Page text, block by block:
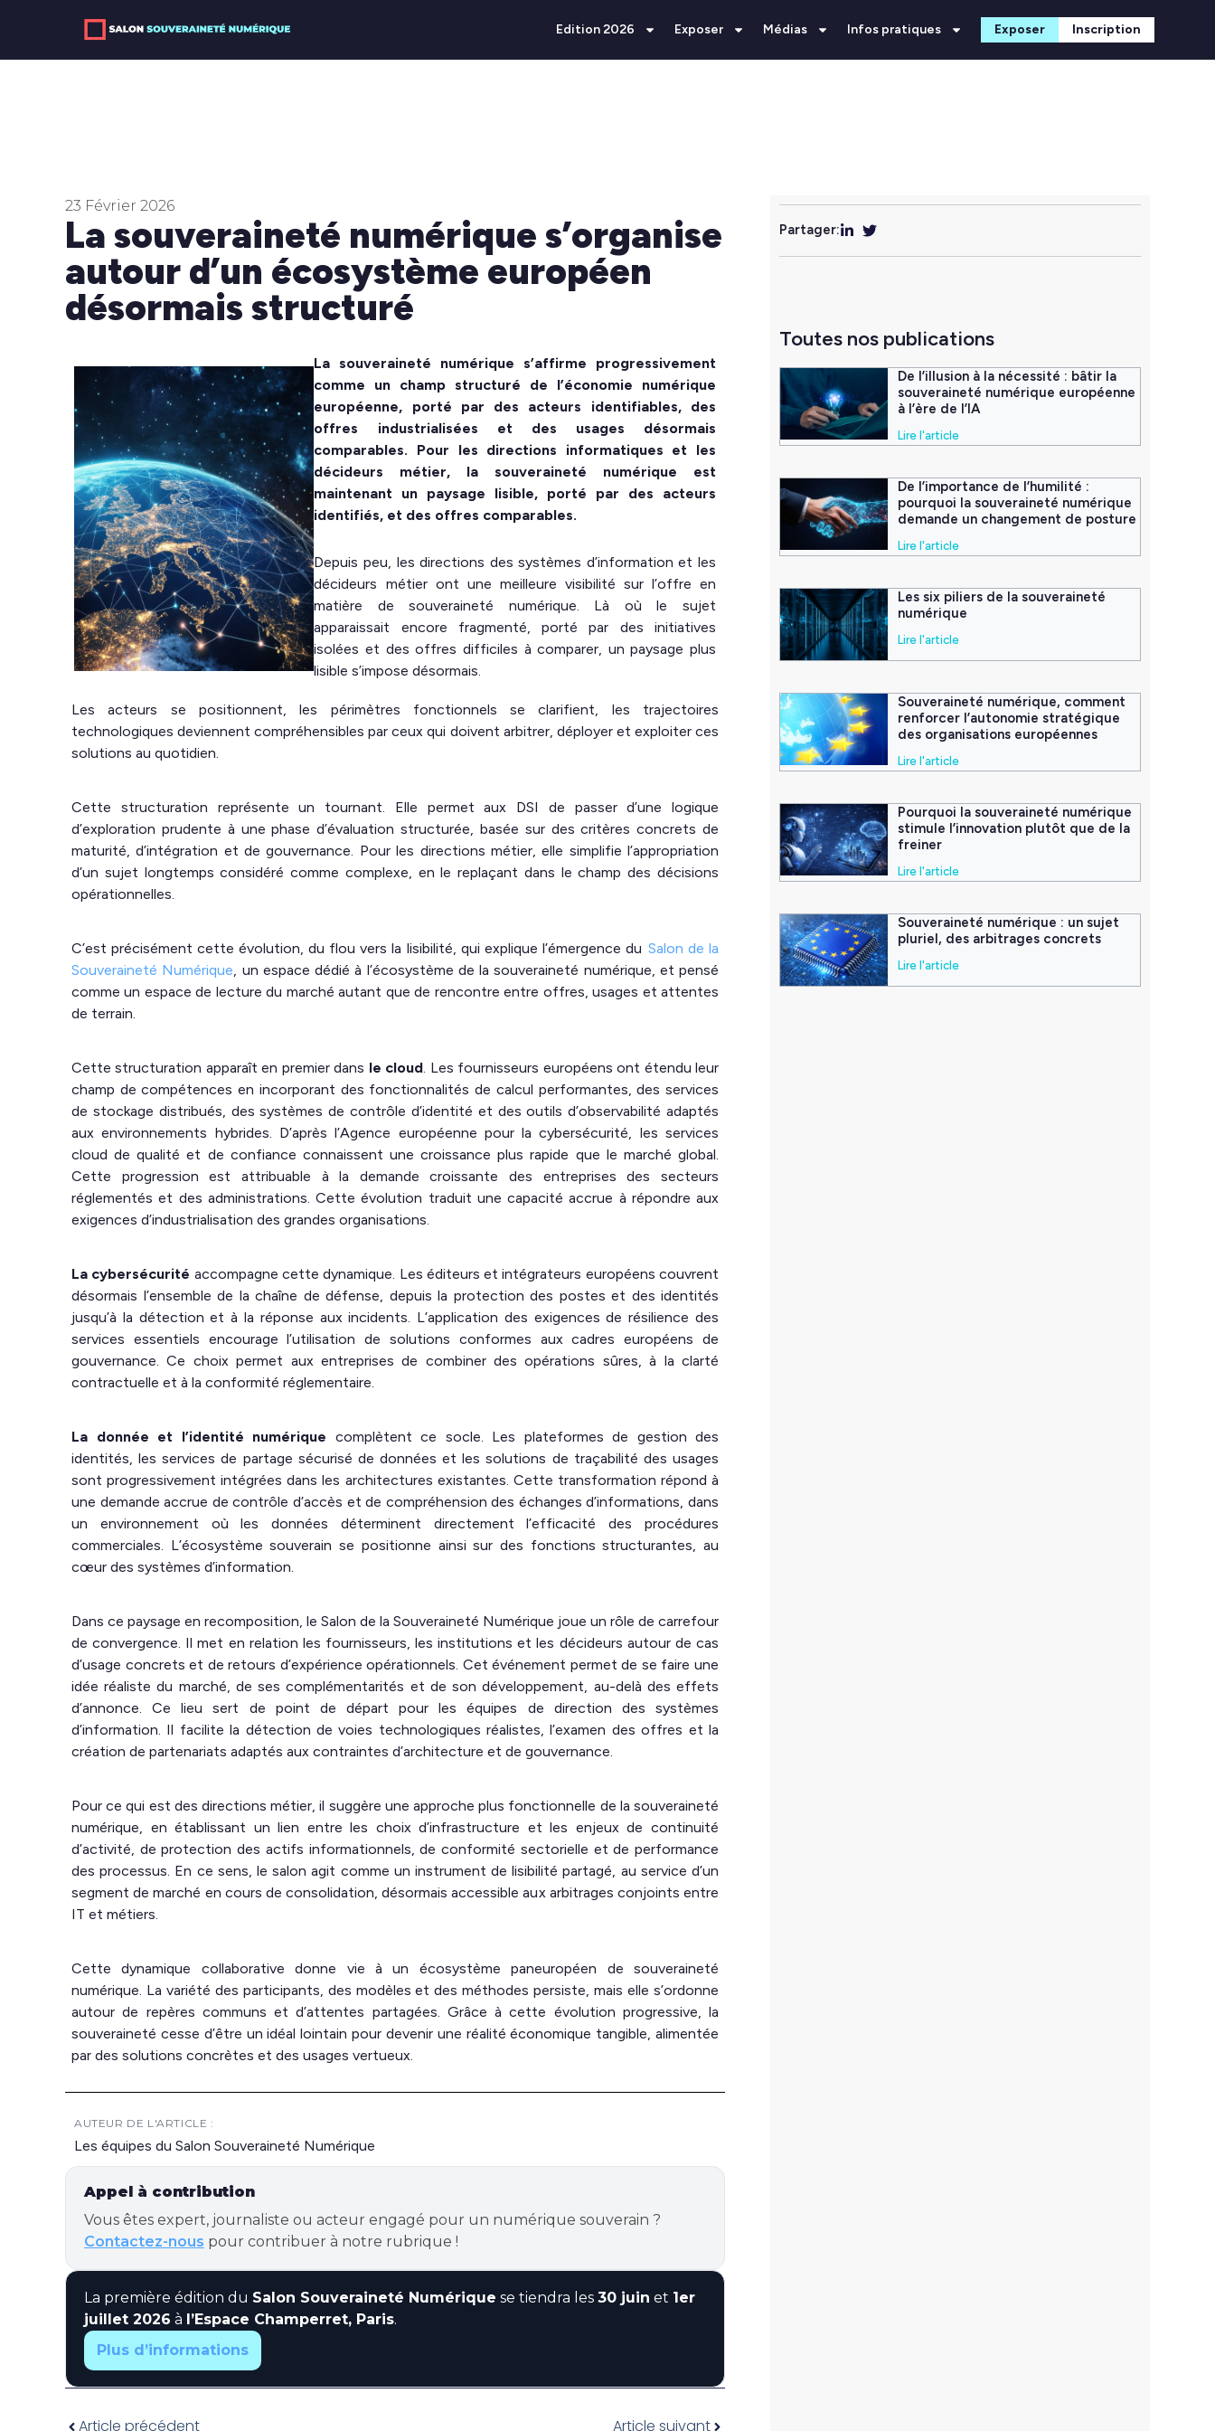
Edition 2026 Exposer Médias Infos pratiques Exposer Inscription
23 Février 2026
La souveraineté numérique s’organise
autour d’un écosystème européen
désormais structuré
La souveraineté numérique s’affirme progressivement
comme un champ structuré de l’économie numérique
européenne, porté par des acteurs identifiables, des
offres industrialisées et des usages désormais
comparables. Pour les directions informatiques et les
décideurs métier, la souveraineté numérique est
maintenant un paysage lisible, porté par des acteurs
identifiés, et des offres comparables.
Depuis peu, les directions des systèmes d’information et les
décideurs métier ont une meilleure visibilité sur l’offre en
matière de souveraineté numérique. Là où le sujet
apparaissait encore fragmenté, porté par des initiatives
isolées et des offres difficiles à comparer, un paysage plus
lisible s’impose désormais.
Les acteurs se positionnent, les périmètres fonctionnels se clarifient, les trajectoires
technologiques deviennent compréhensibles par ceux qui doivent arbitrer, déployer et exploiter ces
solutions au quotidien.
Cette structuration représente un tournant. Elle permet aux DSI de passer d’une logique
d’exploration prudente à une phase d’évaluation structurée, basée sur des critères concrets de
maturité, d’intégration et de gouvernance. Pour les directions métier, elle simplifie l’appropriation
d’un sujet longtemps considéré comme complexe, en le replaçant dans le champ des décisions
opérationnelles.
C’est précisément cette évolution, du flou vers la lisibilité, qui explique l’émergence du Salon de la
Souveraineté Numérique, un espace dédié à l’écosystème de la souveraineté numérique, et pensé
comme un espace de lecture du marché autant que de rencontre entre offres, usages et attentes
de terrain.
Cette structuration apparaît en premier dans le cloud. Les fournisseurs européens ont étendu leur
champ de compétences en incorporant des fonctionnalités de calcul performantes, des services
de stockage distribués, des systèmes de contrôle d’identité et des outils d’observabilité adaptés
aux environnements hybrides. D’après l’Agence européenne pour la cybersécurité, les services
cloud de qualité et de confiance connaissent une croissance plus rapide que le marché global.
Cette progression est attribuable à la demande croissante des entreprises des secteurs
réglementés et des administrations. Cette évolution traduit une capacité accrue à répondre aux
exigences d’industrialisation des grandes organisations.
La cybersécurité accompagne cette dynamique. Les éditeurs et intégrateurs européens couvrent
désormais l’ensemble de la chaîne de défense, depuis la protection des postes et des identités
jusqu’à la détection et à la réponse aux incidents. L’application des exigences de résilience des
services essentiels encourage l’utilisation de solutions conformes aux cadres européens de
gouvernance. Ce choix permet aux entreprises de combiner des opérations sûres, à la clarté
contractuelle et à la conformité réglementaire.
La donnée et l’identité numérique complètent ce socle. Les plateformes de gestion des
identités, les services de partage sécurisé de données et les solutions de traçabilité des usages
sont progressivement intégrées dans les architectures existantes. Cette transformation répond à
une demande accrue de contrôle d’accès et de compréhension des échanges d’informations, dans
un environnement où les données déterminent directement l’efficacité des procédures
commerciales. L’écosystème souverain se positionne ainsi sur des fonctions structurantes, au
cœur des systèmes d’information.
Dans ce paysage en recomposition, le Salon de la Souveraineté Numérique joue un rôle de carrefour
de convergence. Il met en relation les fournisseurs, les institutions et les décideurs autour de cas
d’usage concrets et de retours d’expérience opérationnels. Cet événement permet de se faire une
idée réaliste du marché, de ses complémentarités et de son développement, au-delà des effets
d’annonce. Ce lieu sert de point de départ pour les équipes de direction des systèmes
d’information. Il facilite la détection de voies technologiques réalistes, l’examen des offres et la
création de partenariats adaptés aux contraintes d’architecture et de gouvernance.
Pour ce qui est des directions métier, il suggère une approche plus fonctionnelle de la souveraineté
numérique, en établissant un lien entre les choix d’infrastructure et les enjeux de continuité
d’activité, de protection des actifs informationnels, de conformité sectorielle et de performance
des processus. En ce sens, le salon agit comme un instrument de lisibilité partagé, au service d’un
segment de marché en cours de consolidation, désormais accessible aux arbitrages conjoints entre
IT et métiers.
Cette dynamique collaborative donne vie à un écosystème paneuropéen de souveraineté
numérique. La variété des participants, des modèles et des méthodes persiste, mais elle s’ordonne
autour de repères communs et d’attentes partagées. Grâce à cette évolution progressive, la
souveraineté cesse d’être un idéal lointain pour devenir une réalité économique tangible, alimentée
par des solutions concrètes et des usages vertueux.
AUTEUR DE L'ARTICLE :
Les équipes du Salon Souveraineté Numérique
Appel à contribution
Vous êtes expert, journaliste ou acteur engagé pour un numérique souverain ?
Contactez-nous pour contribuer à notre rubrique !
La première édition du Salon Souveraineté Numérique se tiendra les 30 juin et 1er
juillet 2026 à l’Espace Champerret, Paris.
Plus d’informations
Article précédent Article suivant
Partager:
Toutes nos publications
De l’illusion à la nécessité : bâtir la
souveraineté numérique européenne
à l’ère de l’IA
Lire l'article
De l’importance de l’humilité :
pourquoi la souveraineté numérique
demande un changement de posture
Lire l'article
Les six piliers de la souveraineté
numérique
Lire l'article
Souveraineté numérique, comment
renforcer l’autonomie stratégique
des organisations européennes
Lire l'article
Pourquoi la souveraineté numérique
stimule l’innovation plutôt que de la
freiner
Lire l'article
Souveraineté numérique : un sujet
pluriel, des arbitrages concrets
Lire l'article